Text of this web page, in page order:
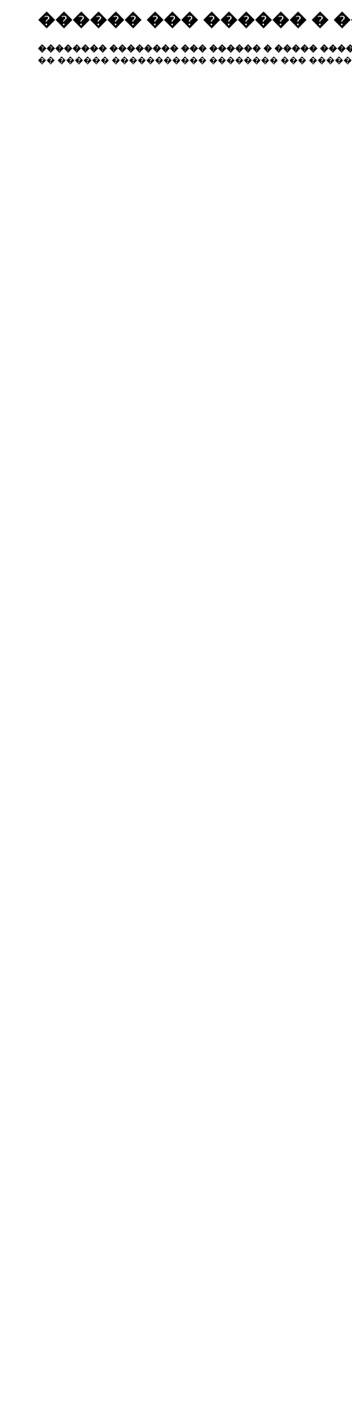
������ ��� ������ �
�������� �������� ��� ������ � �����
�� ������ ����������� �������� ���